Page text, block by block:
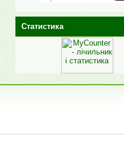
Статистика